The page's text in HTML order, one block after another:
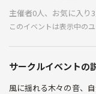
主催者0人、お気に入り
このイベントは表示中の
サークルイベントの
風に揺れる木々の音、